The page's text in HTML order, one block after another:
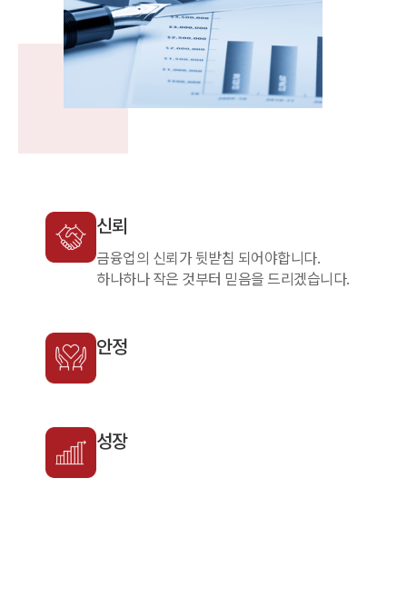
신뢰
금융업의 신뢰가 뒷받침 되어야합니다.
하나하나 작은 것부터 믿음을 드리겠습니다.
안정
성장